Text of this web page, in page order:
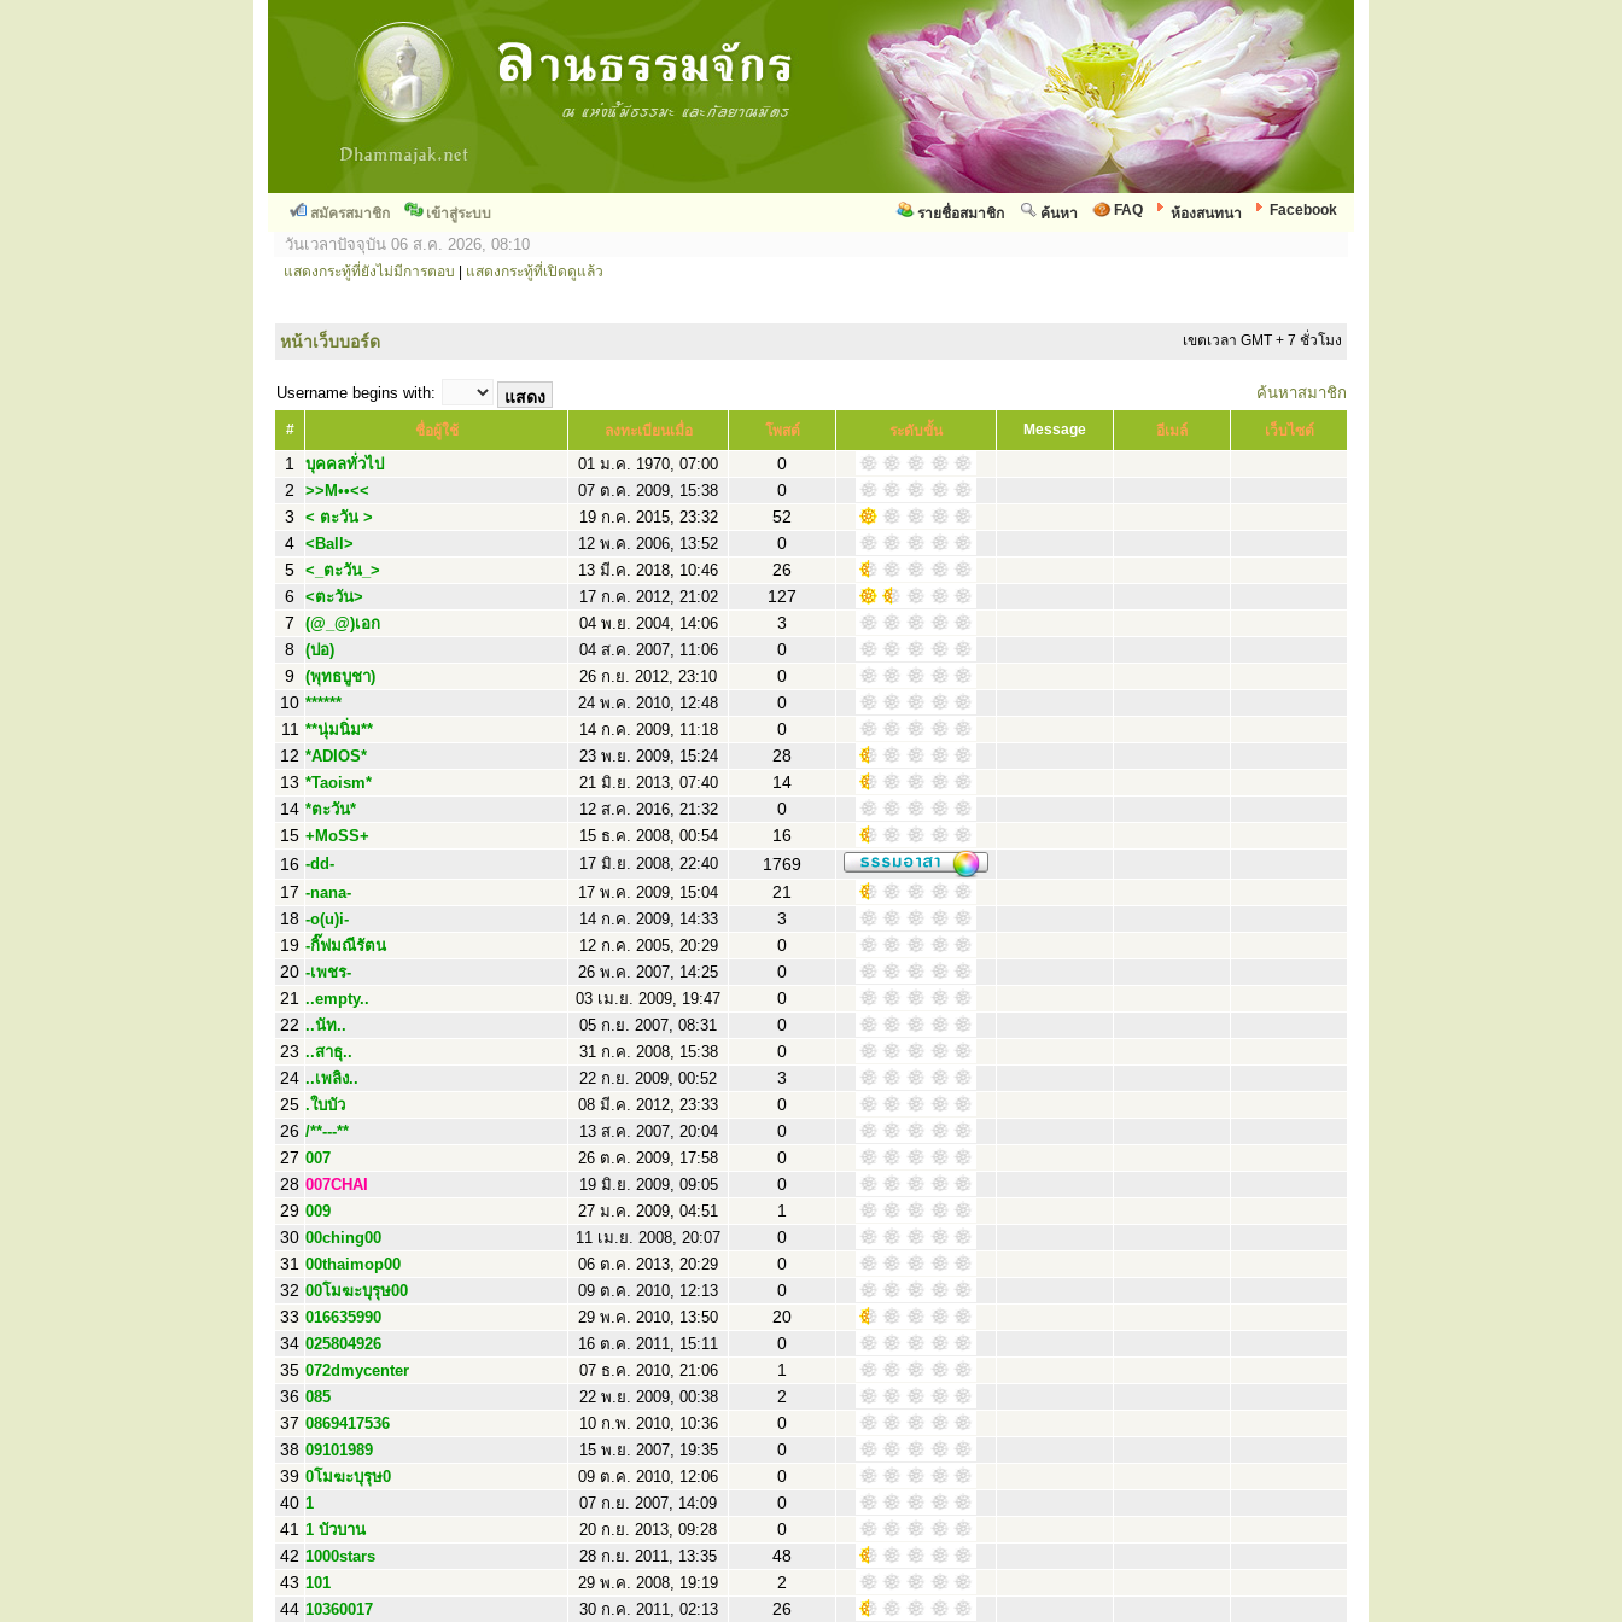
สมัครสมาชิก เข้าสู่ระบบ Facebook
ห้องสนทนา
FAQ
ค้นหา
รายชื่อสมาชิก
วันเวลาปัจจุบัน 06 ส.ค. 2026, 08:10
แสดงกระทู้ที่ยังไม่มีการตอบ แสดงกระทู้ที่เปิดดูแล้ว
หน้าเว็บบอร์ด เขตเวลา GMT + 7 ชั่วโมง
Username begins with: ค้นหาสมาชิก
# ชื่อผู้ใช้ ลงทะเบียนเมื่อ โพสต์ ระดับขั้น Message อีเมล์ เว็บไซต์
1 บุคคลทั่วไป 01 ม.ค. 1970, 07:00
0
2
>>M••<< 07 ต.ค. 2009, 15:38
0
3
< ตะวัน > 19 ก.ค. 2015, 23:32
52
4 <Ball> 12 พ.ค. 2006, 13:52
0
5 <_ตะวัน_> 13 มี.ค. 2018, 10:46
26
6 <ตะวัน> 17 ก.ค. 2012, 21:02
127
7
(@_@)เอก 04 พ.ย. 2004, 14:06
3
8 (ปอ) 04 ส.ค. 2007, 11:06
0
9 (พุทธบูชา) 26 ก.ย. 2012, 23:10
0
10 ****** 24 พ.ค. 2010, 12:48
0
11 **นุ่มนิ่ม** 14 ก.ค. 2009, 11:18
0
12 *ADIOS* 23 พ.ย. 2009, 15:24
28
13 *Taoism* 21 มิ.ย. 2013, 07:40
14
14 *ตะวัน* 12 ส.ค. 2016, 21:32
0
15 +MoSS+ 15 ธ.ค. 2008, 00:54
16
16 -dd- 17 มิ.ย. 2008, 22:40
1769
17 -nana- 17 พ.ค. 2009, 15:04
21
18 -o(u)i- 14 ก.ค. 2009, 14:33
3
19 -กิ๊ฟมณีรัตน 12 ก.ค. 2005, 20:29
0
20 -เพชร- 26 พ.ค. 2007, 14:25
0
21 ..empty.. 03 เม.ย. 2009, 19:47
0
22 ..นัท.. 05 ก.ย. 2007, 08:31
0
23 ..สาธุ.. 31 ก.ค. 2008, 15:38
0
24 ..เพลิง.. 22 ก.ย. 2009, 00:52
3
25 .ใบบัว 08 มี.ค. 2012, 23:33
0
26 /**---** 13 ส.ค. 2007, 20:04
0
27 007 26 ต.ค. 2009, 17:58
0
28 007CHAI 19 มิ.ย. 2009, 09:05
0
29 009 27 ม.ค. 2009, 04:51
1
30 00ching00 11 เม.ย. 2008, 20:07
0
31 00thaimop00 06 ต.ค. 2013, 20:29
0
32 00โมฆะบุรุษ00 09 ต.ค. 2010, 12:13
0
33 016635990 29 พ.ค. 2010, 13:50
20
34 025804926 16 ต.ค. 2011, 15:11
0
35 072dmycenter 07 ธ.ค. 2010, 21:06
1
36 085 22 พ.ย. 2009, 00:38
2
37 0869417536 10 ก.พ. 2010, 10:36
0
38 09101989 15 พ.ย. 2007, 19:35
0
39 0โมฆะบุรุษ0 09 ต.ค. 2010, 12:06
0
40 1 07 ก.ย. 2007, 14:09
0
41 1 บัวบาน 20 ก.ย. 2013, 09:28
0
42 1000stars 28 ก.ย. 2011, 13:35
48
43 101 29 พ.ค. 2008, 19:19
2
44 10360017 30 ก.ค. 2011, 02:13 26